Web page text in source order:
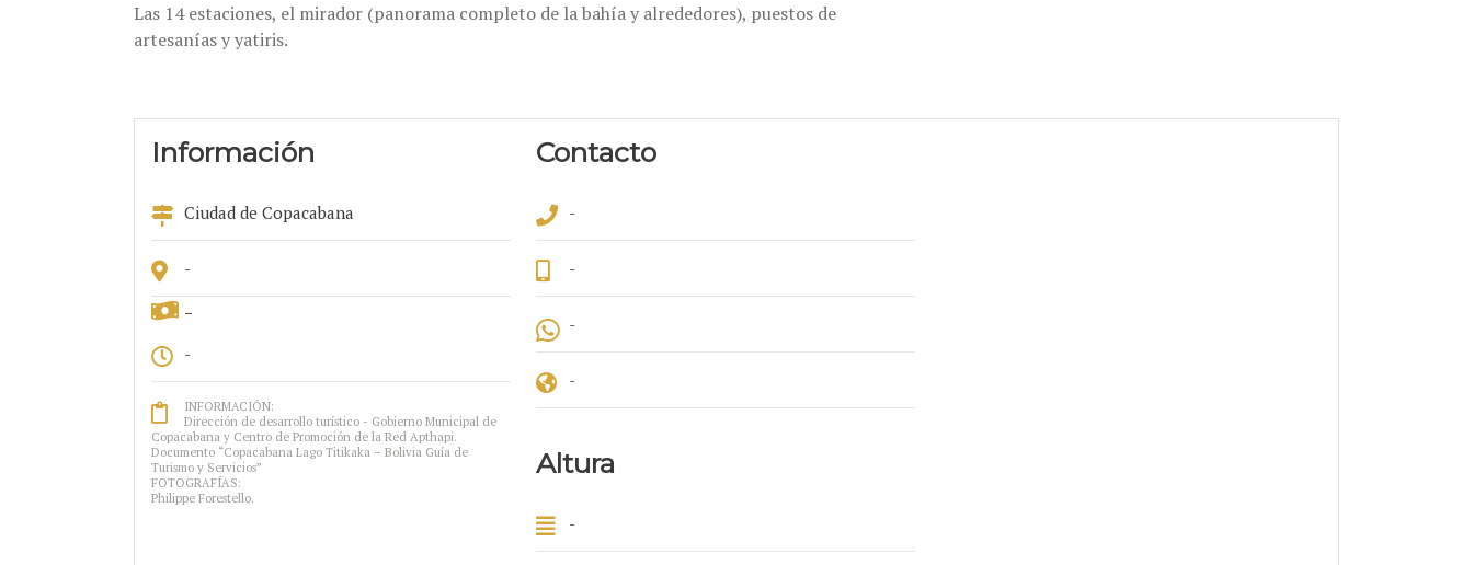
Las 14 estaciones, el mirador (panorama completo de la bahía y alrededores), puestos de
artesanías y yatiris.
Información
Ciudad de Copacabana
-
-
-
INFORMACIÓN:
Dirección de desarrollo turístico - Gobierno Municipal de
Copacabana y Centro de Promoción de la Red Apthapi.
Documento “Copacabana Lago Titikaka – Bolivia Guía de
Turismo y Servicios”
FOTOGRAFÍAS:
Philippe Forestello.
Contacto
-
-
-
-
Altura
-